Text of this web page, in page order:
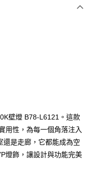
壁燈 B78-L6121。這款
用性，為每一個角落注入
還是走廊，它都能成為空
燈飾，讓設計與功能完美